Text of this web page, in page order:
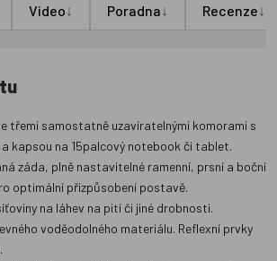
Video↓ Poradna↓ Recenze↓
třemi samostatně uzavíratelnými komorami s
kapsou na 15palcový notebook či tablet.
záda, plně nastavitelné ramenní, prsní a boční
optimální přizpůsobení postavě.
na láhev na pití či jiné drobnosti.
voděodolného materiálu. Reflexní prvky